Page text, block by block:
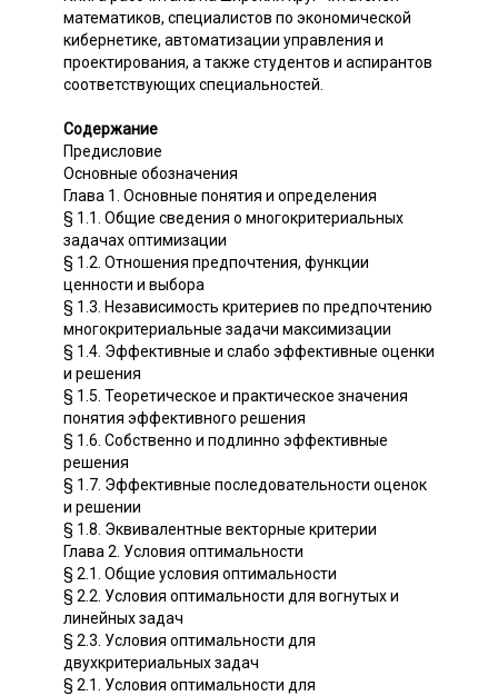
математиков, специалистов по экономической
кибернетике, автоматизации управления и
проектирования, а также студентов и аспирантов
соответствующих специальностей.
Содержание
Предисловие
Основные обозначения
Глава 1. Основные понятия и определения
§ 1.1. Общие сведения о многокритериальных
задачах оптимизации
§ 1.2. Отношения предпочтения, функции
ценности и выбора
§ 1.3. Независимость критериев по предпочтению
многокритериальные задачи максимизации
§ 1.4. Эффективные и слабо эффективные оценки
и решения
§ 1.5. Теоретическое и практическое значения
понятия эффективного решения
§ 1.6. Собственно и подлинно эффективные
решения
§ 1.7. Эффективные последовательности оценок
и решении
§ 1.8. Эквивалентные векторные критерии
Глава 2. Условия оптимальности
§ 2.1. Общие условия оптимальности
§ 2.2. Условия оптимальности для вогнутых и
линейных задач
§ 2.3. Условия оптимальности для
двухкритериальных задач
§ 2.1. Условия оптимальности для